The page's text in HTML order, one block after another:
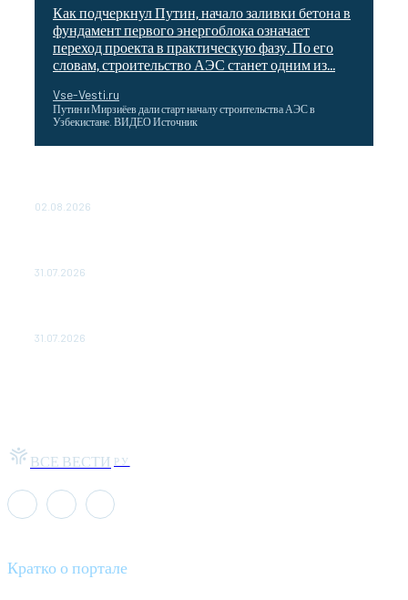
Как подчеркнул Путин, начало заливки бетона в
фундамент первого энергоблока означает
переход проекта в практическую фазу. По его
словам, строительство АЭС станет одним из...
Vse-Vesti.ru
Путин и Мирзиёев дали старт началу строительства АЭС в
Узбекистане. ВИДЕО Источник
02.08.2026
31.07.2026
31.07.2026
ВСЕ ВЕСТИ РУ
Кратко о портале